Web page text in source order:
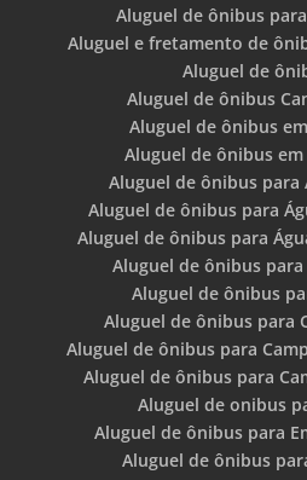
Aluguel de ônibus
Aluguel e fretamento de
Aluguel de
Aluguel de ônibus
Aluguel de ônibus
Aluguel de ônibus em
Aluguel de ônibus para
Aluguel de ônibus para
Aluguel de ônibus para
Aluguel de ônibus
Aluguel de ônibus
Aluguel de ônibus para
Aluguel de ônibus para
Aluguel de ônibus para
Aluguel de onibus
Aluguel de ônibus para
Aluguel de ônibus